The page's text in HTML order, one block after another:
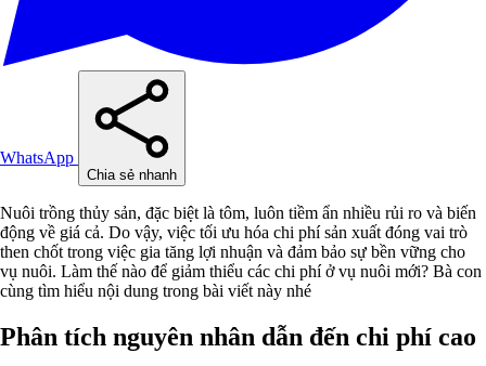
WhatsApp
Chia sẻ nhanh
Nuôi trồng thủy sản, đặc biệt là tôm, luôn tiềm ẩn nhiều rủi ro và biến
động về giá cả. Do vậy, việc tối ưu hóa chi phí sản xuất đóng vai trò
then chốt trong việc gia tăng lợi nhuận và đảm bảo sự bền vững cho
vụ nuôi. Làm thế nào để giảm thiểu các chi phí ở vụ nuôi mới? Bà con
cùng tìm hiểu nội dung trong bài viết này nhé
Phân tích nguyên nhân dẫn đến chi phí cao